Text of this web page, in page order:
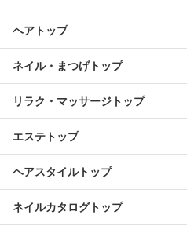
ヘアトップ
ネイル・まつげトップ
リラク・マッサージトップ
エステトップ
ヘアスタイルトップ
ネイルカタログトップ